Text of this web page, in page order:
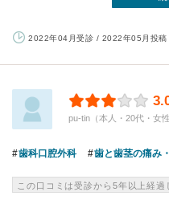
2022年04月受診 / 2022年05月投稿
pu-tin（本人・20代・女
歯科口腔外科 歯と歯茎の痛み
この口コミは受診から5年以上経過